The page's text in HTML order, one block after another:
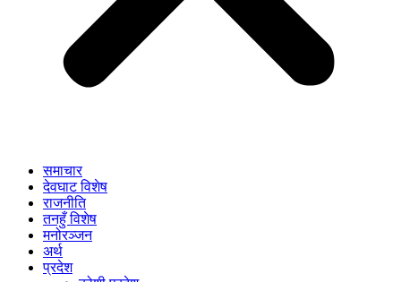
समाचार
देवघाट विशेष
राजनीति
तनहुँ विशेष
मनोरञ्जन
अर्थ
प्रदेश